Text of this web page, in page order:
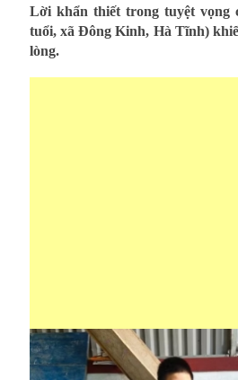
Lời khẩn thiết trong tuyệt vọng
tuổi, xã Đông Kinh, Hà Tĩnh)
lòng.